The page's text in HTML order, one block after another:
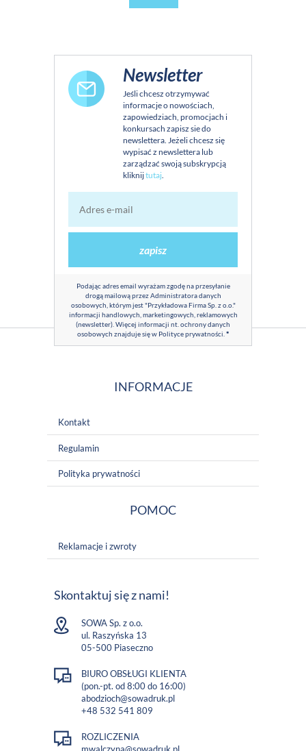
Newsletter
Jeśli chcesz otrzymywać
informacje o nowościach,
zapowiedziach, promocjach i
konkursach zapisz sie do
newslettera. Jeżeli chcesz się
wypisać z newslettera lub
zarządzać swoją subskrypcją
kliknijtutaj.
zapisz
Podając adres email wyrażam zgodę na przesyłanie
drogą mailową przez Administratora danych
osobowych, którym jest "Przykładowa Firma Sp. z o.o."
informacji handlowych, marketingowych, reklamowych
(newsletter). Więcej informacji nt. ochrony danych
osobowych znajduje się w Polityce prywatności *
INFORMACJE
Kontakt
Regulamin
Polityka prywatności
POMOC
Reklamacje i zwroty
Skontaktuj się z nami!
SOWA Sp. z o.o.
ul. Raszyńska 13
05-500 Piaseczno
BIURO OBSŁUGI KLIENTA
(pon.-pt. od 8:00 do 16:00)
abodzioch@sowadruk.pl
+48 532 541 809
ROZLICZENIA